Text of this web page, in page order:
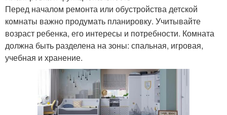
Перед началом ремонта или обустройства детской
комнаты важно продумать планировку. Учитывайте
возраст ребенка, его интересы и потребности. Комната
должна быть разделена на зоны: спальная, игровая,
учебная и хранение.